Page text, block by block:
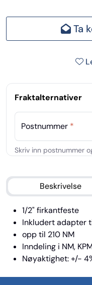
Ta
Fraktalternativer
Postnummer *
Beskrivelse
1/2" firkantfeste
Inkludert adapter
opp til 210 NM
Inndeling i NM,
Nøyaktighet: +/-